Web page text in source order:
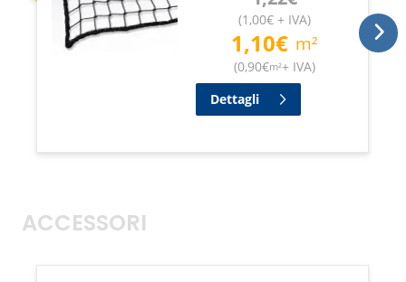
(1,00€+ IVA)
1,10€ m²
(0,90€m²+ IVA)
Dettagli
ACCESSORI